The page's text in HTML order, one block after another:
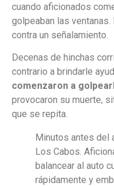
cuando aficionados
golpeaban las
contra un señalamiento.
Decenas de hinchas
contrario a brindarle
comenzaron a
provocaron su muerte,
que se repita.
Minutos antes del
Los Cabos.
balancear al auto
rápidamente y